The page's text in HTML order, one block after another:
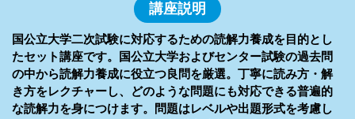
講座説明
国公立大学二次試験に対応するための読解力養成を目的とし
たセット講座です。国公立大学およびセンター試験の過去問
の中から読解力養成に役立つ良問を厳選。丁寧に読み方・解
き方をレクチャーし、どのような問題にも対応できる普遍的
な読解力を身につけます。問題はレベルや出題形式を考慮し